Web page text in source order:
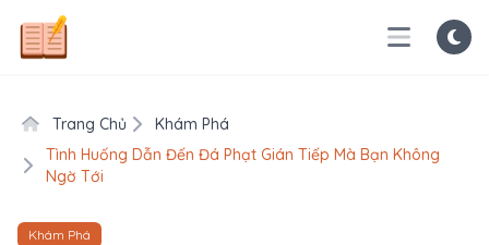
Trang Chủ
Khám Phá
Tình Huống Dẫn Đến Đá Phạt Gián Tiếp Mà Bạn Không
Ngờ Tới
Khám Phá